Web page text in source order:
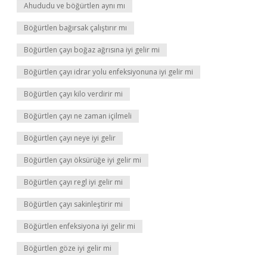
Ahududu ve böğürtlen aynı mı
Böğürtlen bağırsak çalıştırır mı
Böğürtlen çayı boğaz ağrısına iyi gelir mi
Böğürtlen çayı idrar yolu enfeksiyonuna iyi gelir mi
Böğürtlen çayı kilo verdirir mi
Böğürtlen çayı ne zaman içilmeli
Böğürtlen çayı neye iyi gelir
Böğürtlen çayı öksürüğe iyi gelir mi
Böğürtlen çayı regl iyi gelir mi
Böğürtlen çayı sakinleştirir mi
Böğürtlen enfeksiyona iyi gelir mi
Böğürtlen göze iyi gelir mi